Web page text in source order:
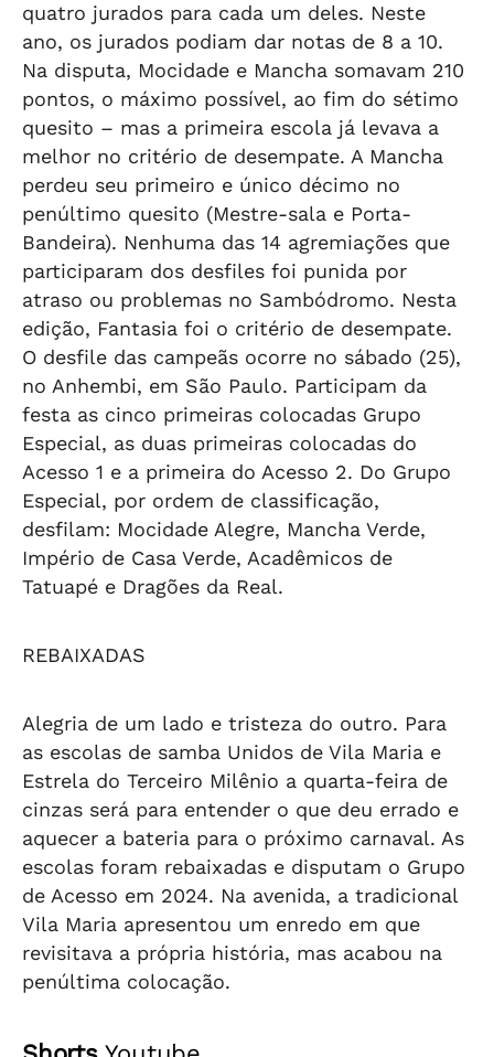
quatro jurados para cada um deles. Neste
ano, os jurados podiam dar notas de 8 a 10.
Na disputa, Mocidade e Mancha somavam 210
pontos, o máximo possível, ao fim do sétimo
quesito – mas a primeira escola já levava a
melhor no critério de desempate. A Mancha
perdeu seu primeiro e único décimo no
penúltimo quesito (Mestre-sala e Porta-
Bandeira). Nenhuma das 14 agremiações que
participaram dos desfiles foi punida por
atraso ou problemas no Sambódromo. Nesta
edição, Fantasia foi o critério de desempate.
O desfile das campeãs ocorre no sábado (25),
no Anhembi, em São Paulo. Participam da
festa as cinco primeiras colocadas Grupo
Especial, as duas primeiras colocadas do
Acesso 1 e a primeira do Acesso 2. Do Grupo
Especial, por ordem de classificação,
desfilam: Mocidade Alegre, Mancha Verde,
Império de Casa Verde, Acadêmicos de
Tatuapé e Dragões da Real.
REBAIXADAS
Alegria de um lado e tristeza do outro. Para
as escolas de samba Unidos de Vila Maria e
Estrela do Terceiro Milênio a quarta-feira de
cinzas será para entender o que deu errado e
aquecer a bateria para o próximo carnaval. As
escolas foram rebaixadas e disputam o Grupo
de Acesso em 2024. Na avenida, a tradicional
Vila Maria apresentou um enredo em que
revisitava a própria história, mas acabou na
penúltima colocação.